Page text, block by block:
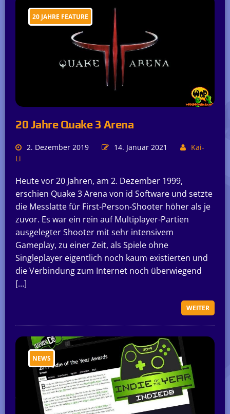
20 JAHRE FEATURE
20 Jahre Quake 3 Arena
2. Dezember 2019 14. Januar 2021
Kai-
Li
Heute vor 20 Jahren, am 2. Dezember 1999,
erschien Quake 3 Arena von id Software und setzte
die Messlatte für First-Person-Shooter höher als je
zuvor. Es war ein rein auf Multiplayer-Partien
ausgelegter Shooter mit sehr intensivem
Gameplay, zu einer Zeit, als Spiele ohne
Singleplayer eigentlich noch kaum existierten und
die Verbindung zum Internet noch überwiegend
[…]
WEITER
NEWS